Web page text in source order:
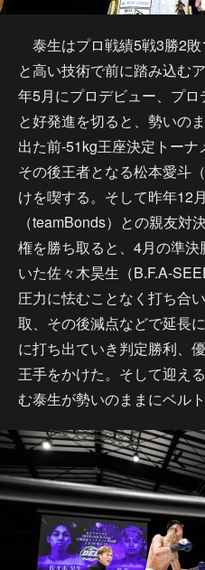
泰生はプロ戦績5戦3勝2
と高い技術で前に踏み込む
年5月にプロデビュー、プ
と好発進を切ると、勢いの
出た前-51kg王座決定トーナ
その後王者となる松本愛斗
けを喫する。そして昨年12
（teamBonds）との親友対
権を勝ち取ると、4月の準
いた佐々木昊生（B.F.A-
圧力に怯むことなく打ち合
取、その後減点などで延長
に打ち出ていき判定勝利、
王手をかけた。そして迎え
む泰生が勢いのままにベル